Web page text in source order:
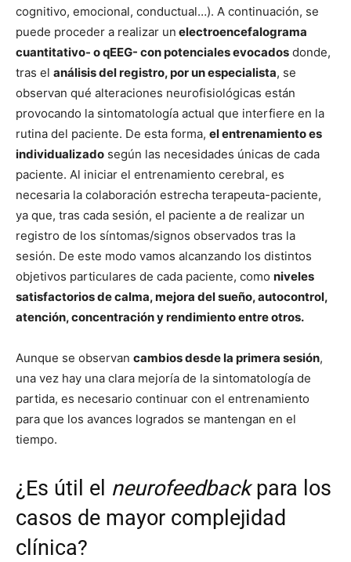
cognitivo, emocional, conductual…). A continuación, se
puede proceder a realizar un electroencefalograma
cuantitativo- o qEEG- con potenciales evocados donde,
tras el análisis del registro, por un especialista, se
observan qué alteraciones neurofisiológicas están
provocando la sintomatología actual que interfiere en la
rutina del paciente. De esta forma, el entrenamiento es
individualizado según las necesidades únicas de cada
paciente. Al iniciar el entrenamiento cerebral, es
necesaria la colaboración estrecha terapeuta-paciente,
ya que, tras cada sesión, el paciente a de realizar un
registro de los síntomas/signos observados tras la
sesión. De este modo vamos alcanzando los distintos
objetivos particulares de cada paciente, como niveles
satisfactorios de calma, mejora del sueño, autocontrol,
atención, concentración y rendimiento entre otros.
Aunque se observan cambios desde la primera sesión,
una vez hay una clara mejoría de la sintomatología de
partida, es necesario continuar con el entrenamiento
para que los avances logrados se mantengan en el
tiempo.
¿Es útil el neurofeedbackpara los
casos de mayor complejidad
clínica?